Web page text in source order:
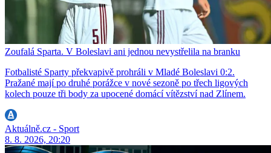
Zoufalá Sparta. V Boleslavi ani jednou nevystřelila na branku
Fotbalisté Sparty překvapivě prohráli v Mladé Boleslavi 0:2.
Pražané mají po druhé porážce v nové sezoně po třech ligových
kolech pouze tři body za upocené domácí vítězství nad Zlínem.
Aktuálně.cz - Sport
8. 8. 2026, 20:20